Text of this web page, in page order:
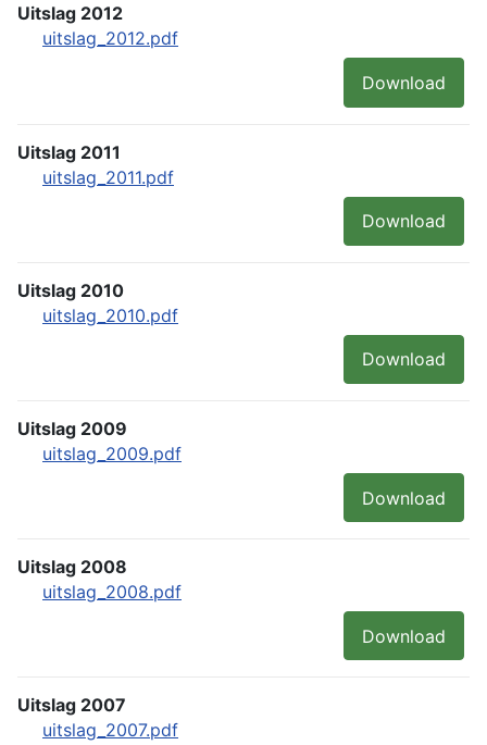
Uitslag 2012
uitslag_2012.pdf
Download
Uitslag 2011
uitslag_2011.pdf
Download
Uitslag 2010
uitslag_2010.pdf
Download
Uitslag 2009
uitslag_2009.pdf
Download
Uitslag 2008
uitslag_2008.pdf
Download
Uitslag 2007
uitslag_2007.pdf